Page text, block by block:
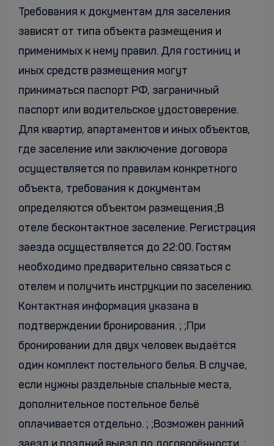
Требования к документам для заселения
зависят от типа объекта размещения и
применимых к нему правил. Для гостиниц и
иных средств размещения могут
приниматься паспорт РФ, заграничный
паспорт или водительское удостоверение.
Для квартир, апартаментов и иных объектов,
где заселение или заключение договора
осуществляется по правилам конкретного
объекта, требования к документам
определяются объектом размещения.;В
отеле бесконтактное заселение. Регистрация
заезда осуществляется до 22:00. Гостям
необходимо предварительно связаться с
отелем и получить инструкции по заселению.
Контактная информация указана в
подтверждении бронирования. ; ;При
бронировании для двух человек выдаётся
один комплект постельного белья. В случае,
если нужны раздельные спальные места,
дополнительное постельное бельё
оплачивается отдельно. ; ;Возможен ранний